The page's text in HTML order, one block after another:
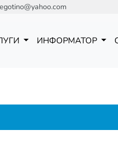
ИНФОРМАТОР